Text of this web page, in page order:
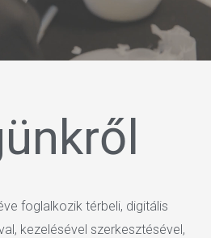
foglalkozik térbeli, digitális
kezelésével szerkesztésével,